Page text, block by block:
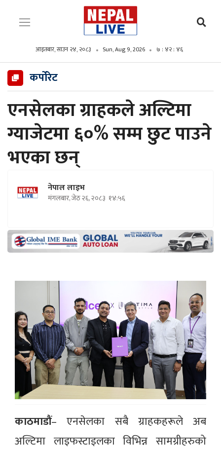
आइतबार, साउन २४, २०८३ Sun, Aug 9, 2026 ७ : ४२ : ४८
कर्पोरेट
एनसेलका ग्राहकले अल्टिमा
ग्याजेटमा ६०% सम्म छुट पाउने
भएका छन्
नेपाल लाइभ
मंगलबार, जेठ २६, २०८३ १४:५६
काठमाडौं– एनसेलका सबै ग्राहकहरूले अब
अल्टिमा लाइफस्टाइलका विभिन्न सामग्रीहरुको